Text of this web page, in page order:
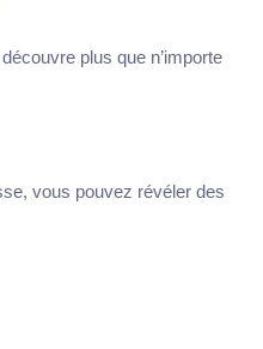
plus que n’importe
vous pouvez révéler des